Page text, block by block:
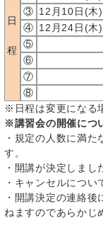
日
程
③ 12月10日(木)
④ 12月24日(木)
⑤
⑥
⑦
⑧
※日程は変更になる
※講習会の開催につ
・規定の人数に満
す。
・開講が決定しまし
・キャンセルについ
・開講決定の連絡
ねますのであらかじ